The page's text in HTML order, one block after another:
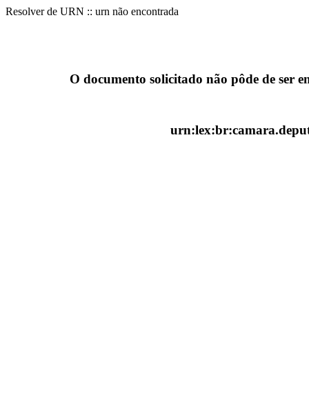
Resolver de URN :: urn não encontrada
O documento solicitado não pôde de ser